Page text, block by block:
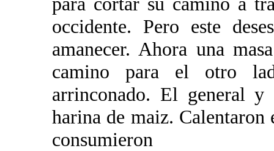
occidente. Pero este
amanecer. Ahora una
camino para el otro
arrinconado. El general y
harina de maiz.
consumieron